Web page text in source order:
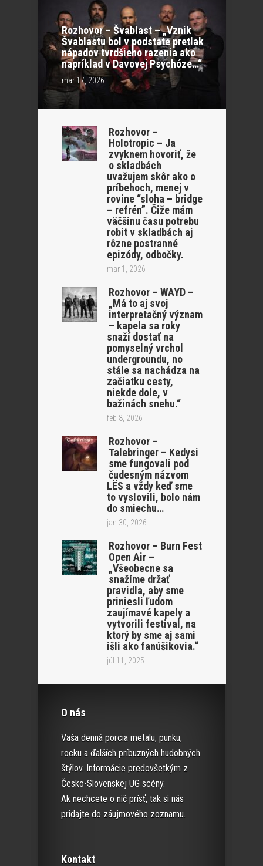
Rozhovor – Švablast – „Vznik
Švablastu bol v podstate pretlak
nápadov tvrdšieho razenia ako
napríklad v Davovej Psychóze…“
mar 17, 2026
Rozhovor –
Holotropic – Ja
zvyknem hovoriť, že
o skladbách
uvažujem skôr ako o
príbehoch, menej v
rovine “sloha – bridge
– refrén”. Čiže mám
väčšinu času potrebu
robit v skladbách aj
rôzne postranné
epizódy, odbočky.
mar 1, 2026
Rozhovor – WAYD –
„Má to aj svoj
interpretačný význam
– kapela sa roky
snaží dostať na
pomyselný vrchol
undergroundu, no
stále sa nachádza na
začiatku cesty,
niekde dole, v
bažinách snehu.“
feb 8, 2026
Rozhovor –
Talebringer – Kedysi
sme fungovali pod
čudesným názvom
LËS a vždy keď sme
to vyslovili, bolo nám
do smiechu…
jan 30, 2026
Rozhovor – Burn Fest
Open Air –
„Všeobecne sa
snažíme držať
pravidla, aby sme
priniesli ľudom
zaujímavé kapely a
vytvorili festival, na
ktorý by sme aj sami
išli ako fanúšikovia.“
júl 11, 2025
O nás
Vaša denná porcia metalu, punku,
rocku a ďalších príbuzných hudobných
štýlov. Informácie predovšetkým z
Česko-Slovenskej UG scény.
Ak nechcete o nič prísť, tak si nás
pridajte do záujmového zoznamu.
Kontakt